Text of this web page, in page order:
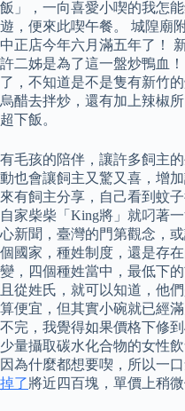
飯」，一向喜愛小喫的我怎
遊，便來此喫午餐。 城隍廟
中正店今年六月滿五年了！
許二姊是為了這一盤炒鴨血
了，不知道是不是隻有新竹
烏醋去拌炒，還有加上辣椒
超下飯。
有毛孩的陪伴，讓許多飼主
動也會讓飼主又驚又喜，增
來有飼主分享，自己看到蚊
自家柴柴「King將」就叼著
心新聞，臺灣的門第觀念，
個國家，種姓制度，還是存
變，四個種姓當中，最低下
且從姓氏，就可以知道，他
算便宜，但其實小碗就已經
不完，我覺得如果價格下修
少量攝取碳水化合物的女性
因為什麼都想要喫，所以一
掉了將近四百塊，單價上稍